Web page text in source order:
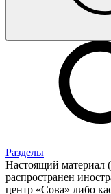
Разделы
Настоящий материал
распространен
центр «Сова» либо